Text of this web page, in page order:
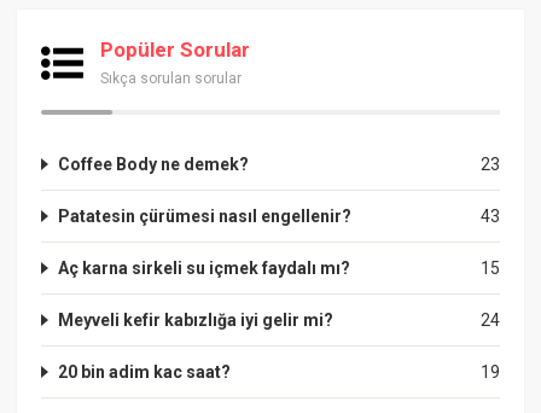
Popüler Sorular
Sıkça sorulan sorular
23
Coffee Body ne demek?
43
Patatesin çürümesi nasıl engellenir?
15
Aç karna sirkeli su içmek faydalı mı?
24
Meyveli kefir kabızlığa iyi gelir mi?
19
20 bin adim kac saat?